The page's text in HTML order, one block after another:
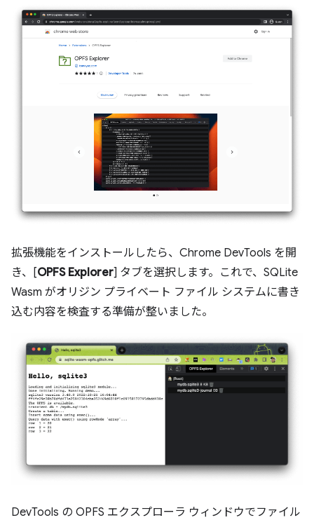
拡張機能をインストールしたら、Chrome DevTools を開
き、[OPFS Explorer] タブを選択します。これで、SQLite
Wasm がオリジン プライベート ファイル システムに書き
込む内容を検査する準備が整いました。
DevTools の OPFS エクスプローラ ウィンドウでファイル